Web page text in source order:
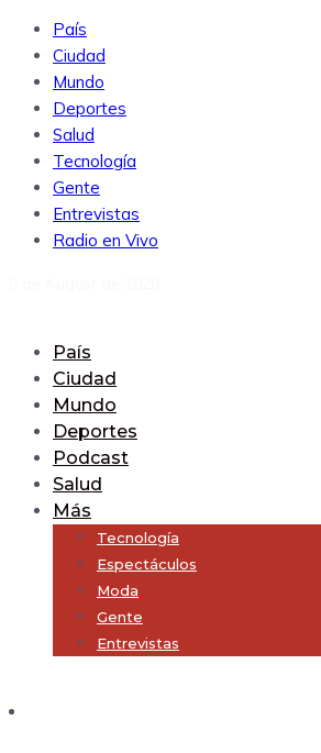
País
Ciudad
Mundo
Deportes
Salud
Tecnología
Gente
Entrevistas
Radio en Vivo
País
Ciudad
Mundo
Deportes
Podcast
Salud
Más
Tecnología
Espectáculos
Moda
Gente
Entrevistas